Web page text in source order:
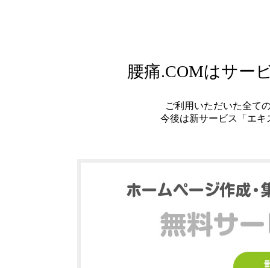
腰痛.COMはサー
ご利用いただいた全て
今後は新サービス「エ